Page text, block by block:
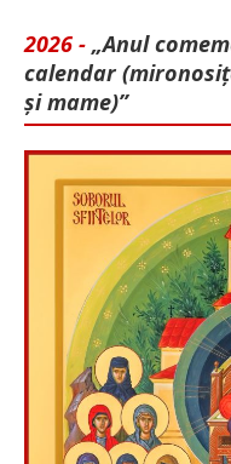
2026 - „Anul
calendar
și mame)”